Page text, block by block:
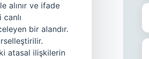
alınır ve ifade
bir alandır.
atasal ilişkilerin